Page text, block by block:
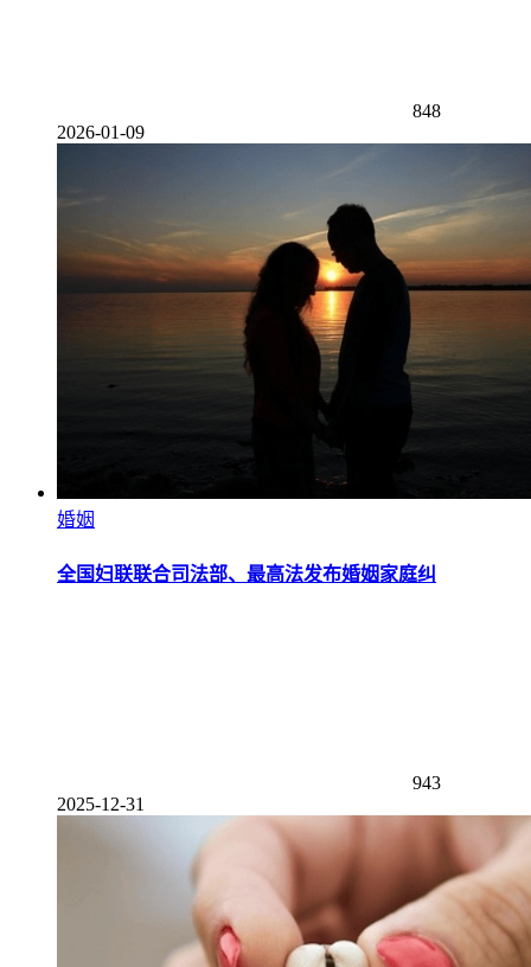
848
2026-01-09
婚姻
全国妇联联合司法部、最高法发布婚姻家庭纠
943
2025-12-31